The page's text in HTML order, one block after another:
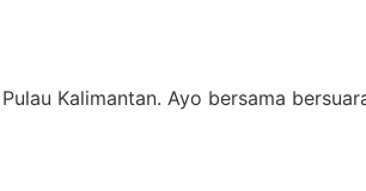
Kalimantan. Ayo bersama